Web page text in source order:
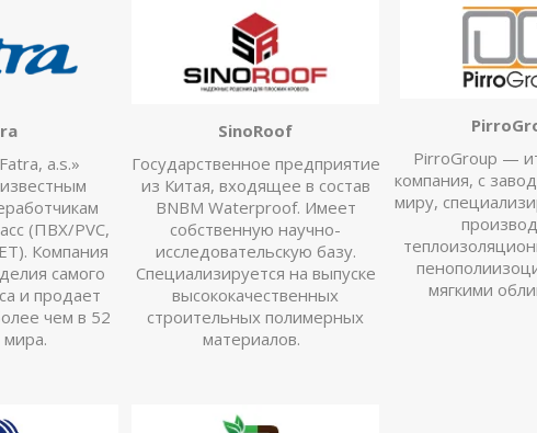
a.s.»
(ПВХ/PVC,
Компания
самого
и продает
чем в 52
мира.
SinoRoof
Государственное предприятие
из Китая, входящее в состав
BNBM Waterproof. Имеет
собственную научно-
исследовательскую базу.
Специализируется на выпуске
высококачественных
строительных полимерных
материалов.
PirroGroup —
компания, с
миру,
мягкими